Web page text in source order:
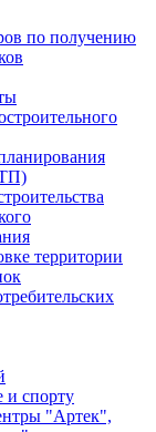
по получению
территории
и спорту
"Артек",